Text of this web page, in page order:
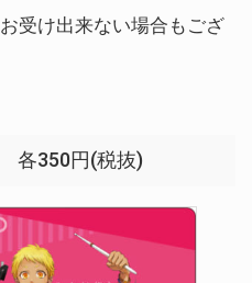
受け出来ない場合もござ
各350円(税抜)